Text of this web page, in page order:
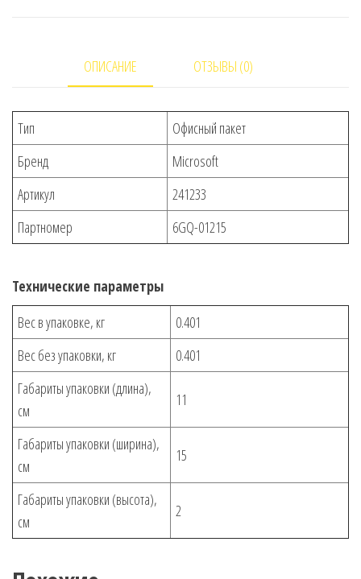
Mdls
P6
ОПИСАНИЕ ОТЗЫВЫ (0)
Тип
Офисный пакет
Бренд
Microsoft
Артикул
241233
Партномер
6GQ-01215
Технические параметры
Вес в упаковке, кг
0.401
Вес без упаковки, кг
0.401
Габариты упаковки (длина),
см
11
Габариты упаковки (ширина),
см
15
Габариты упаковки (высота),
см
2